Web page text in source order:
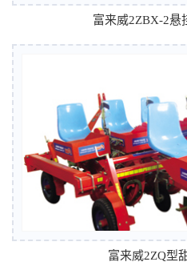
富来威2ZBX-2悬
富来威2ZQ型